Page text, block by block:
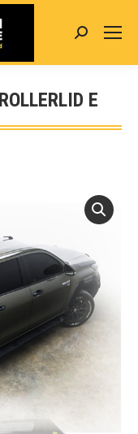
Search:
E